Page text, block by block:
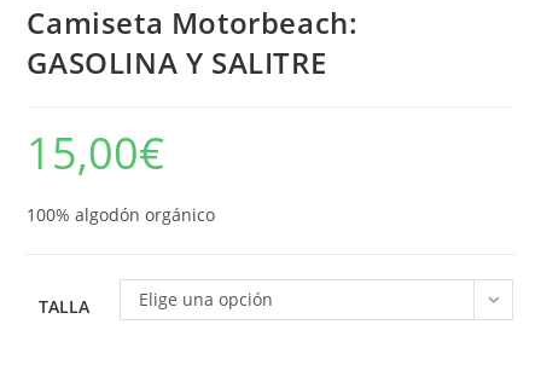
Camiseta Motorbeach:
GASOLINA Y SALITRE
15,00€
100% algodón orgánico
TALLA Elige una opción